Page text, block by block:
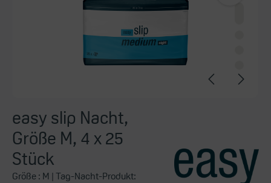
easy slip Nacht,
Größe M, 4 x 25
Stück
Größe : M | Tag-Nacht-Produkt: